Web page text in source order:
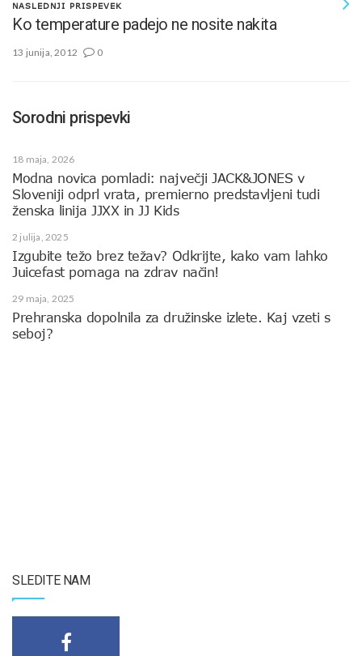
NASLEDNJI PRISPEVEK
Ko temperature padejo ne nosite nakita
13 junija, 2012 0
Sorodni prispevki
18 maja, 2026
Modna novica pomladi: največji JACK&JONES v
Sloveniji odprl vrata, premierno predstavljeni tudi
ženska linija JJXX in JJ Kids
2 julija, 2025
Izgubite težo brez težav? Odkrijte, kako vam lahko
Juicefast pomaga na zdrav način!
29 maja, 2025
Prehranska dopolnila za družinske izlete. Kaj vzeti s
seboj?
SLEDITE NAM